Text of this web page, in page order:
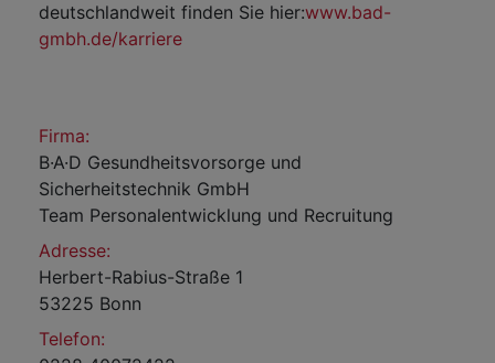
deutschlandweit finden Sie hier:www.bad-
gmbh.de/karriere
Firma:
B·A·D Gesundheitsvorsorge und
Sicherheitstechnik GmbH
Team Personalentwicklung und Recruitung
Adresse:
Herbert-Rabius-Straße 1
53225 Bonn
Telefon: